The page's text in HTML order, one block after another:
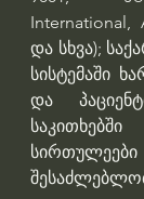
International,
და სხვა);
სისტემაში
და